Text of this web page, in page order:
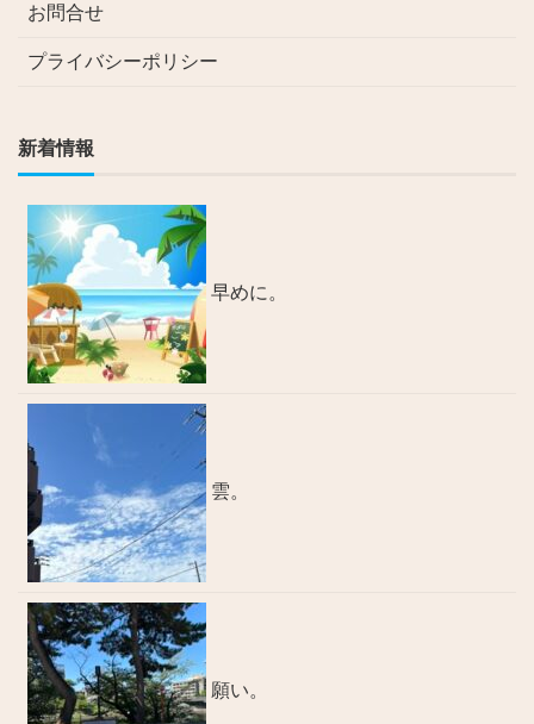
お問合せ
プライバシーポリシー
新着情報
早めに。
雲。
願い。